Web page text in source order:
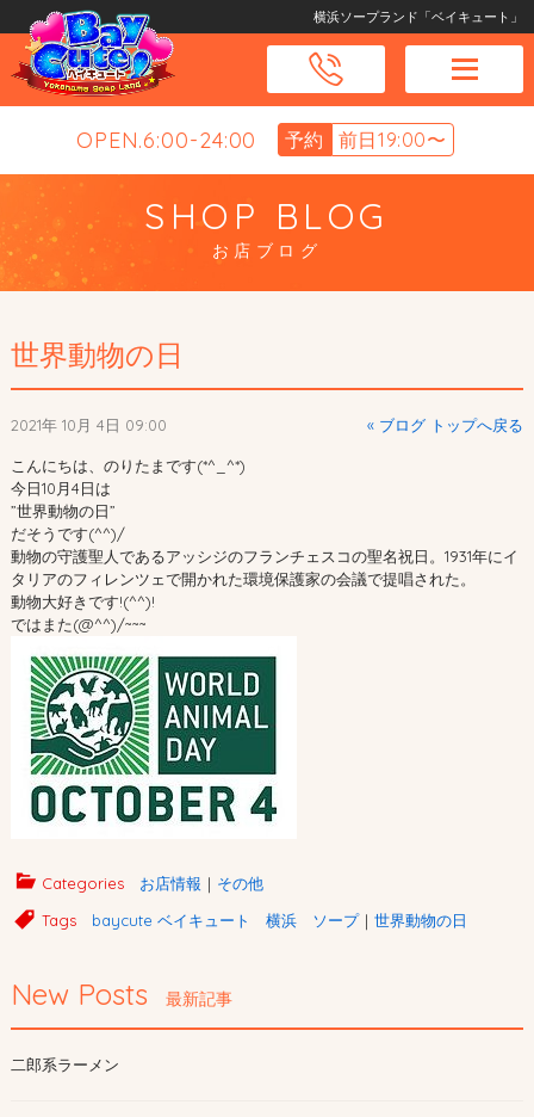
横浜ソープランド「ベイキュート」
OPEN.6:00-24:00 予約 前日19:00〜
SHOP BLOG
お店ブログ
世界動物の日
2021年 10月 4日 09:00 « ブログ トップへ戻る
こんにちは、のりたまです(*^_^*)
今日10月4日は
”世界動物の日”
だそうです(^^)/
動物の守護聖人であるアッシジのフランチェスコの聖名祝日。1931年にイ
タリアのフィレンツェで開かれた環境保護家の会議で提唱された。
動物大好きです!(^^)!
ではまた(@^^)/~~~
Categories お店情報 ｜ その他
Tags
baycute ベイキュート 横浜 ソープ｜ 世界動物の日
New Posts 最新記事
二郎系ラーメン